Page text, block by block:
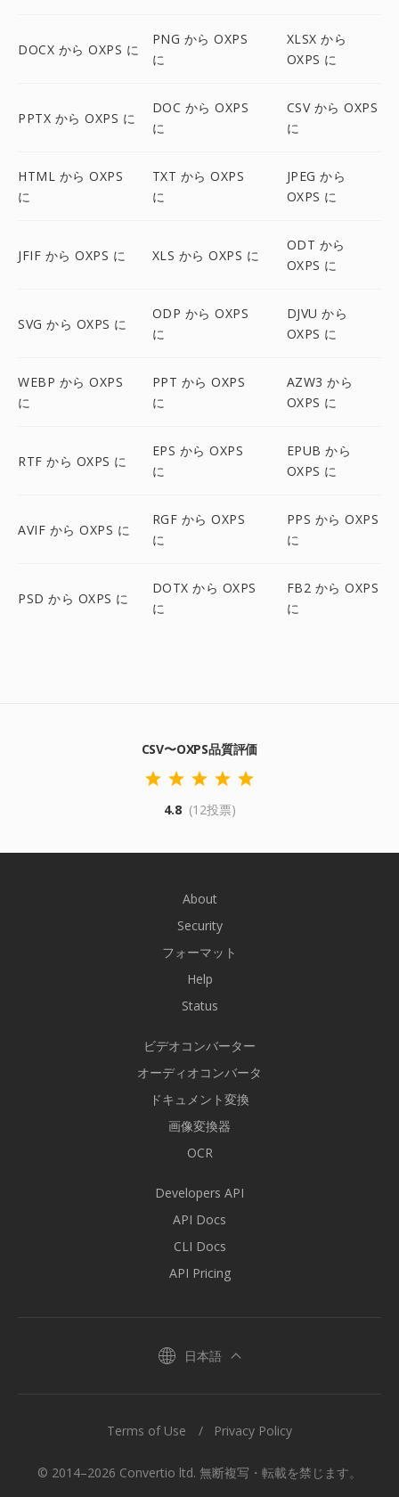
DOCX から OXPS に
PNG から OXPS
に
XLSX から
OXPS に
PPTX から OXPS に
DOC から OXPS
に
CSV から OXPS
に
HTML から OXPS
に
TXT から OXPS
に
JPEG から
OXPS に
JFIF から OXPS に XLS から OXPS に
ODT から
OXPS に
SVG から OXPS に
ODP から OXPS
に
DJVU から
OXPS に
WEBP から OXPS
に
PPT から OXPS
に
AZW3 から
OXPS に
RTF から OXPS に
EPS から OXPS
に
EPUB から
OXPS に
AVIF から OXPS に
RGF から OXPS
に
PPS から OXPS
に
PSD から OXPS に
DOTX から OXPS
に
FB2 から OXPS
に
CSV〜OXPS品質評価
4.8 (12投票)
About
Security
フォーマット
Help
Status
ビデオコンバーター
オーディオコンバータ
ドキュメント変換
画像変換器
OCR
Developers API
API Docs
CLI Docs
API Pricing
日本語
© 2014–2026 Convertio ltd. 無断複写・転載を禁じます。
Terms of Use Privacy Policy